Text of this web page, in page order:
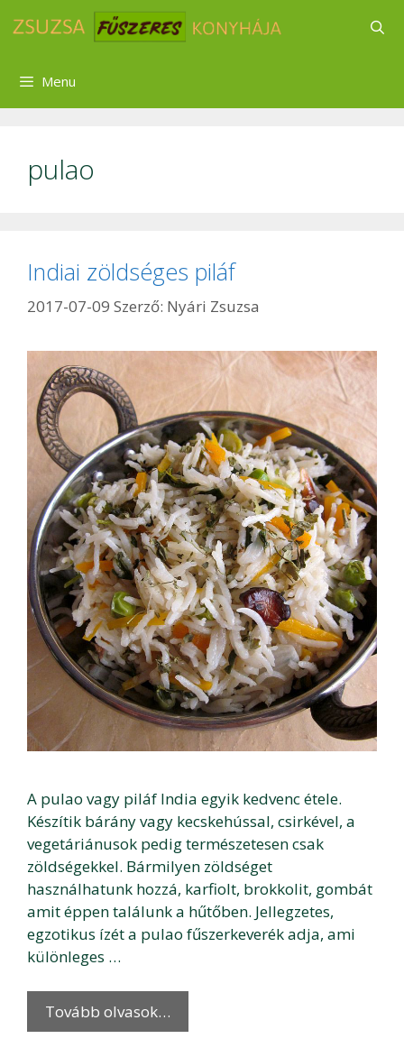
Menu
pulao
Indiai zöldséges piláf
2017-07-09 Szerző: Nyári Zsuzsa
A pulao vagy piláf India egyik kedvenc étele.
Készítik bárány vagy kecskehússal, csirkével, a
vegetáriánusok pedig természetesen csak
zöldségekkel. Bármilyen zöldséget
használhatunk hozzá, karfiolt, brokkolit, gombát
amit éppen találunk a hűtőben. Jellegzetes,
egzotikus ízét a pulao fűszerkeverék adja, ami
különleges …
Tovább olvasok…